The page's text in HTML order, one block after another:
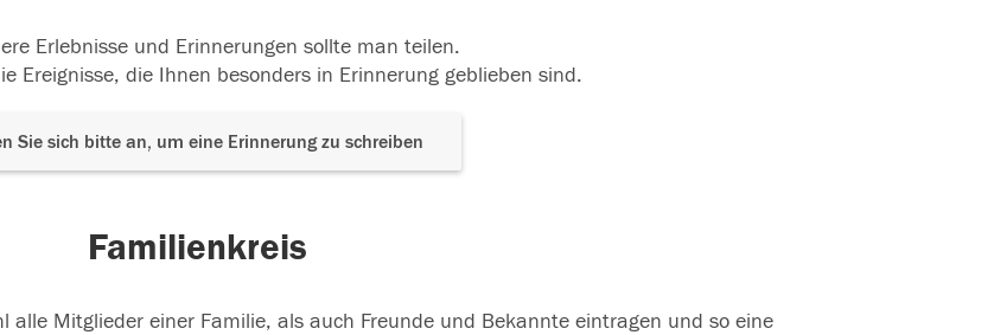
Erlebnisse und Erinnerungen sollte man teilen.
Ereignisse, die Ihnen besonders in Erinnerung geblieben sind.
Sie sich bitte an, um eine Erinnerung zu schreiben
Familienkreis
alle Mitglieder einer Familie, als auch Freunde und Bekannte eintragen und so eine